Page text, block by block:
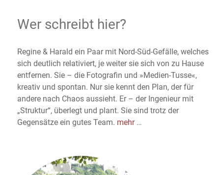
Wer schreibt hier?
Regine & Harald ein Paar mit Nord-Süd-Gefälle, welches
sich deutlich relativiert, je weiter sie sich von zu Hause
entfernen. Sie – die Fotografin und »Medien-Tusse«,
kreativ und spontan. Nur sie kennt den Plan, der für
andere nach Chaos aussieht. Er – der Ingenieur mit
„Struktur“, überlegt und plant. Sie sind trotz der
Gegensätze ein gutes Team. mehr …